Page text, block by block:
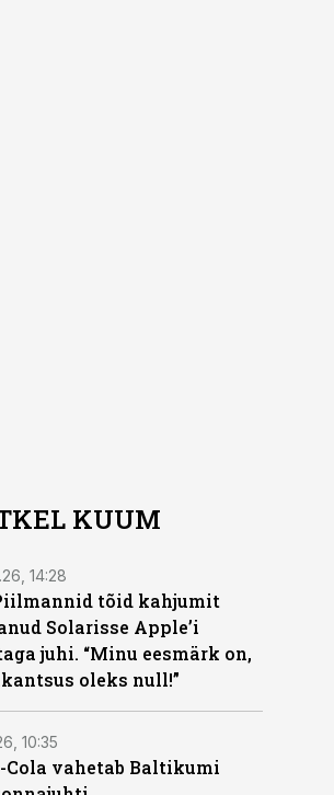
KUUM
14:28
tõid kahjumit
Solarisse Apple’i
juhi. “Minu eesmärk on,
oleks null!”
10:35
Cola vahetab Baltikumi